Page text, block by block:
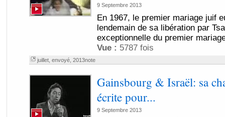
9 Septembre 2013
En 1967, le premier mariage juif
lendemain de sa libération par
exceptionnelle du premier
Vue : 5787 fois
juillet, envoyé, 2013note
Gainsbourg & Israël: sa
écrite pour...
9 Septembre 2013